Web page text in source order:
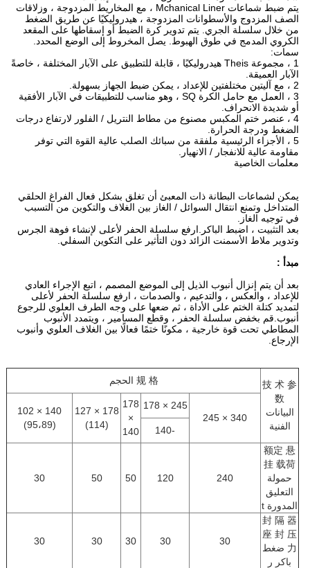
يتم ضبط شماعات Mchanical Liner ، مع المخاريط المزدوجة ، وزلاقات
الصف المزدوج والأسطوانات المزدوجة ، هيدروليكيًا عن طريق الضغط
من خلال سلسلة الجري. يتم تدوير كرة الضبط أو إسقاطها على المقعد
الكروي المدمج في طوق الهبوط. يصل المخروط إلى الوضع المحدد.
سمات:
1 ، مجموعة Theis هيدروليكيًا ، قابلة للتطبيق على الآبار المختلفة ، خاصةً
الآبار العميقة.
3 ، العمل مع حامل الكرة SQ ، وهو مناسب للتطبيقات في الآبار الأفقية
أو شديدة الانحراف.
4 ، عنصر ختم المكبس مصنوع من مطاط النتريل / الفلور لارتفاع درجات
الضغط ودرجة الحرارة.
5 ، الأجزاء الرئيسية ملفقة من سبائك الصلب عالية القوة التي توفر
مقاومة عالية للانفجار / الانهيار.
معلمات الخاصية
يمكن لشماعات البطانة ذات المعبئ أن تغلق بشكل فعال الفراغ الحلقي
المتداخل وتمنع انتقال السوائل / الغاز بين الغلاف والتكوين من التسبب
في توجيه الغاز.
بعد التثبيت ، اضبط الباكر.ارفع سلسلة الحفر لأعلى لإنشاء فوهة الجرس
وتدوير ملاط ​​الأسمنت الزائد دون التأثير على التكوين السفلي.
مبدأ :
بعد أن يتم إنزال أنبوب الذيل إلى الموضع المصمم ، اتبع الإجراء العادي
للإعداد ، والعكس ، والتدعيم ، والصدمات ، ارفع سلسلة الحفر لأعلى
لتمديد كتلة الختم على الأداة ، ثم ضعها على وجه الطرف العلوي للرجوع
أنبوب.قم بخفض سلسلة الحفر ، وقطع المسامير ، ويتمدد الأنبوب
المطاطي تحت قوة خارجية ، مكونًا ختمًا فعالًا بين الغلاف العلوي وأنبوب
الإرجاع.
技 术 参
数
البيانات
الفنية
规 格 الحجم
340 × 245
245 × 178
178
140
178 × 127
140 × 102
额定 悬
挂 载荷
حمولة
التعليق
المدورة t
240
120
50
50
30
封 隔 器
座 封 压
力 ضغط
باكر ر
30
30
30
30
30